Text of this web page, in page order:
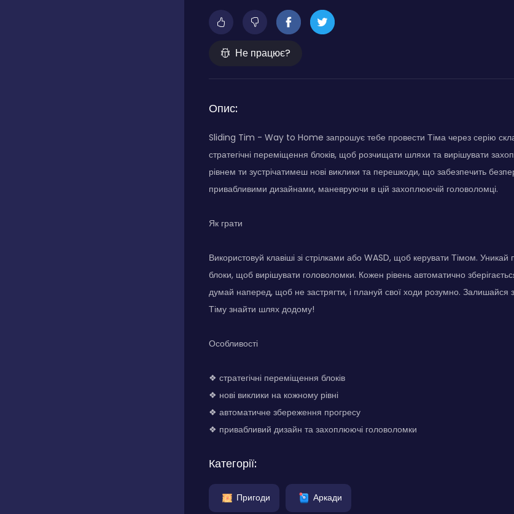
Не працює?
Опис:
Sliding Tim - Way to Home запрошує тебе провести Тіма через серію
стратегічні переміщення блоків, щоб розчищати шляхи та вирішувати
рівнем ти зустрічатимеш нові виклики та перешкоди, що забезпечить
привабливими дизайнами, маневруючи в цій захоплюючій головоломці.
Як грати
Використовуй клавіші зі стрілками або WASD, щоб керувати Тімом. Уникай
блоки, щоб вирішувати головоломки. Кожен рівень автоматично
думай наперед, щоб не застрягти, і плануй свої ходи розумно.
Тіму знайти шлях додому!
Особливості
❖ стратегічні переміщення блоків
❖ нові виклики на кожному рівні
❖ автоматичне збереження прогресу
❖ привабливий дизайн та захоплюючі головоломки
Категорії:
Пригоди Аркади